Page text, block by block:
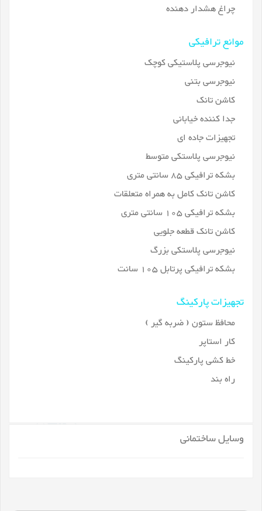
چراغ هشدار دهنده
موانع ترافیکی
نیوجرسی پلاستیکی کوچک
نیوجرسی بتنی
کاشن تانک
جدا کننده خیابانی
تجهیزات جاده ای
نیوجرسی پلاستکی متوسط
بشکه ترافیکی 85 سانتی متری
کاشن تانک کامل به همراه متعلقات
بشکه ترافیکی 105 سانتی متری
کاشن تانک قطعه جلویی
نیوجرسی پلاستکی بزرگ
بشکه ترافیکی پرتابل 105 سانت
تجهیزات پارکینگ
محافظ ستون ( ضربه گیر )
کار استاپر
خط کشی پارکینگ
راه بند
وسایل ساختمانی